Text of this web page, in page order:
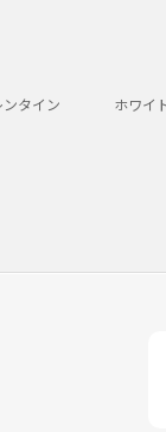
ンタイン ホワイ